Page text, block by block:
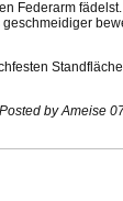
Federarm
Posted by Ameise